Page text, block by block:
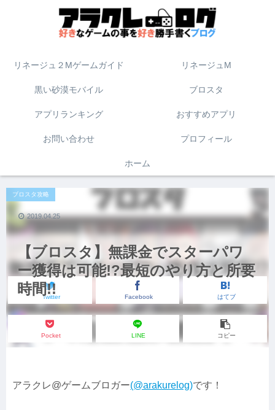
リネージュ２Mゲームガイド リネージュM
黒い砂漠モバイル ブロスタ
アプリランキング おすすめアプリ
お問い合わせ プロフィール
ホーム
【ブロスタ】無課金でスターパワ
ー獲得は可能!?最短のやり方と所要
時間!!
ブロスタ攻略
Twitter Facebook はてブ
Pocket LINE コピー
2019.04.25
アラクレ@ゲームブロガー(@arakurelog)です！